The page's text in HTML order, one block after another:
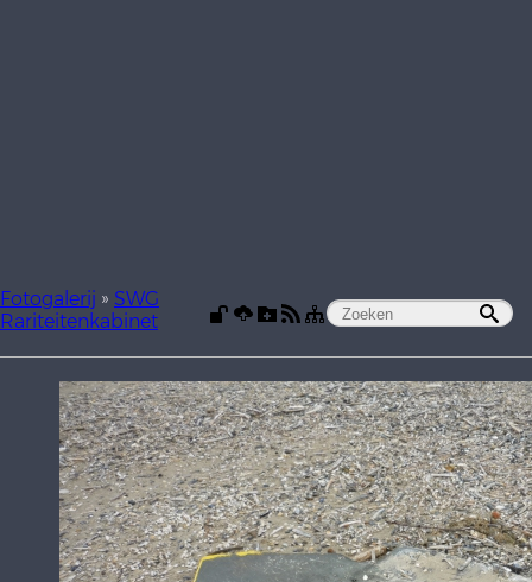
Fotogalerij » SWG
Rariteitenkabinet